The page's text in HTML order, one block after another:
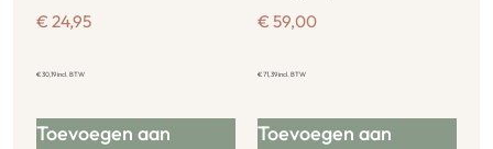
€ 24,95
€30,19incl. BTW
Toevoegen aan
€ 59,00
€71,39incl. BTW
Toevoegen aan